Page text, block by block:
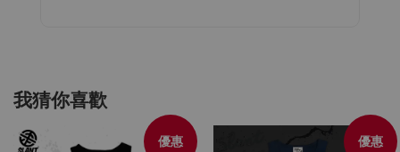
我猜你喜歡
優惠 優惠